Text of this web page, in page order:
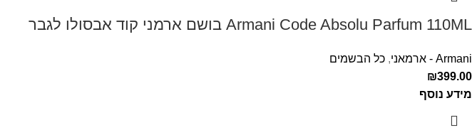
Armani Code Absolu Parfum 110ML בושם ארמני קוד אבסולו לגבר
Armani - ארמאני , כל הבשמים
₪399.00
מידע נוסף